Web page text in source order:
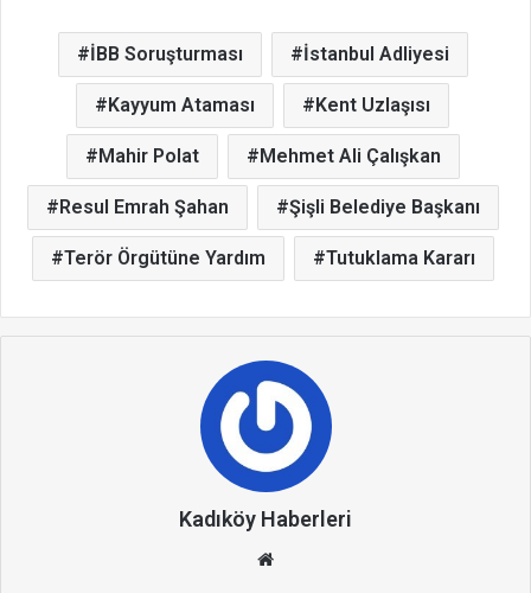
İBB Soruşturması İstanbul Adliyesi
Kayyum Ataması Kent Uzlaşısı
Mahir Polat Mehmet Ali Çalışkan
Resul Emrah Şahan Şişli Belediye Başkanı
Terör Örgütüne Yardım Tutuklama Kararı
Kadıköy Haberleri